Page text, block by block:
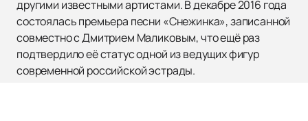
другими известными артистами. В декабре 2016 года
состоялась премьера песни «Снежинка», записанной
совместно с Дмитрием Маликовым, что ещё раз
подтвердило её статус одной из ведущих фигур
современной российской эстрады.